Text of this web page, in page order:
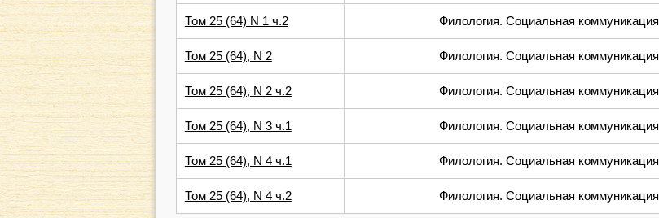
Том 25 (64) N 1 ч.2 Филология. Социальная коммуникация
Том 25 (64), N 2 Филология. Социальная коммуникация
Том 25 (64), N 2 ч.2 Филология. Социальная коммуникация
Том 25 (64), N 3 ч.1 Филология. Социальная коммуникация
Том 25 (64), N 4 ч.1 Филология. Социальная коммуникация
Том 25 (64), N 4 ч.2 Филология. Социальная коммуникация